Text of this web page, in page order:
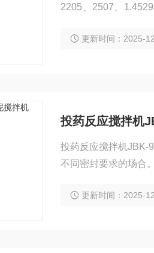
2205、2507、
更新时间：2025-
投药反应搅拌机
投药反应搅拌机JBK-
不同密封要求的场合
更新时间：2025-